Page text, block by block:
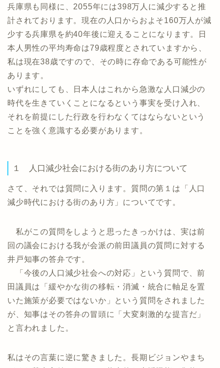
兵庫県も同様に、2055年には398万人に減少すると推
計されております。現在の人口からおよそ160万人が減
少する兵庫県を約40年後に迎えることになります。日
本人男性の平均寿命は79歳程度とされていますから、
私は現在38歳ですので、その時に存命である可能性が
あります。
いずれにしても、日本人はこれから急激な人口減少の
時代を生きていくことになるという事実を受け入れ、
それを前提にした行政を行わなくてはならないという
ことを強く意識する必要があります。
１ 人口減少社会における街のあり方について
さて、それでは質問に入ります。質問の第１は「人口
減少時代における街のあり方」についてです。
私がこの質問をしようと思ったきっかけは、実は前
回の議会における我が会派の前田議員の質問に対する
井戸知事の答弁です。
「今後の人口減少社会への対応」という質問で、前
田議員は「緩やかな街の移転・消滅・統合に軸足を置
いた施策が必要ではないか」という質問をされました
が、知事はその答弁の冒頭に「大変刺激的な提言だ」
と言われました。
私はその言葉に逆に驚きました。長期ビジョンやまち